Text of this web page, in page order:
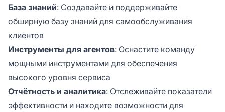
База знаний: Создавайте и поддерживайте
обширную базу знаний для самообслуживания
клиентов
Инструменты для агентов: Оснастите команду
мощными инструментами для обеспечения
высокого уровня сервиса
Отчётность и аналитика: Отслеживайте показатели
эффективности и находите возможности для